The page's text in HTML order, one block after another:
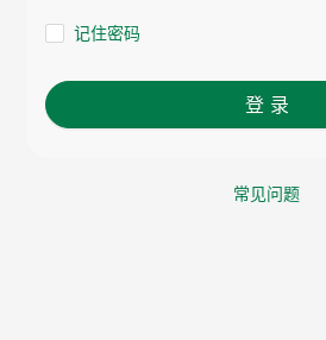
记住密码
登 录
常见问题